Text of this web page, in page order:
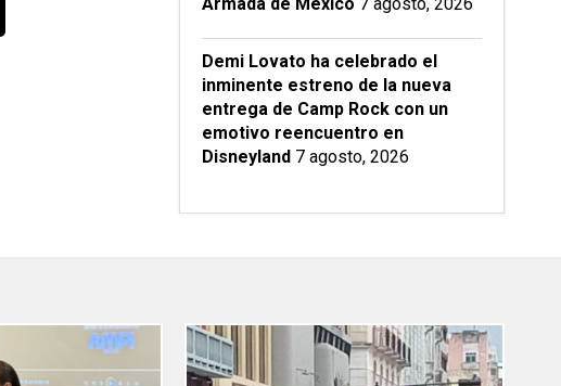
Demi Lovato ha celebrado el
inminente estreno de la nueva
entrega de Camp Rock con un
emotivo reencuentro en
Disneyland 7 agosto, 2026